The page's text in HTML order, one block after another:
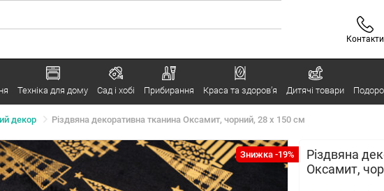
Контакти
Техніка для дому Сад і хобі Прибирання Краса та здоров’я Дитячі товари
декор Різдвяна декоративна тканина Оксамит, чорний, 28 x 150 см
Знижка -19%
Різдвяна
Оксамит,